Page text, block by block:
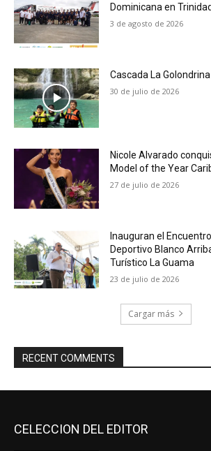
Dominicana en
3 de agosto de 2026
Cascada La Golondrina
30 de julio de 2026
Nicole Alvarado
Model of the Year
27 de julio de 2026
Inauguran el
Deportivo Blanco
Turístico La Guama
23 de julio de 2026
Cargar más
RECENT COMMENTS
CELECCION DEL EDITOR